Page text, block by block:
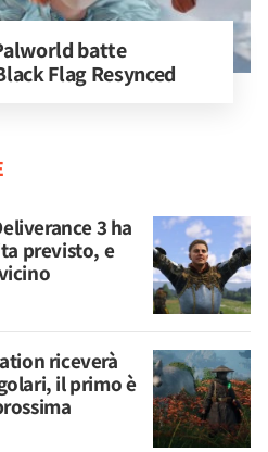
batte
Flag Resynced
3 ha
previsto, e
riceverà
il primo è